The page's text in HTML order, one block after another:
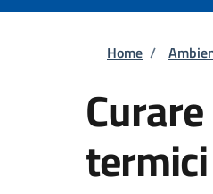
Home /
termici